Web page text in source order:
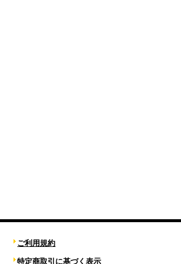
ご利用規約
特定商取引に基づく表示